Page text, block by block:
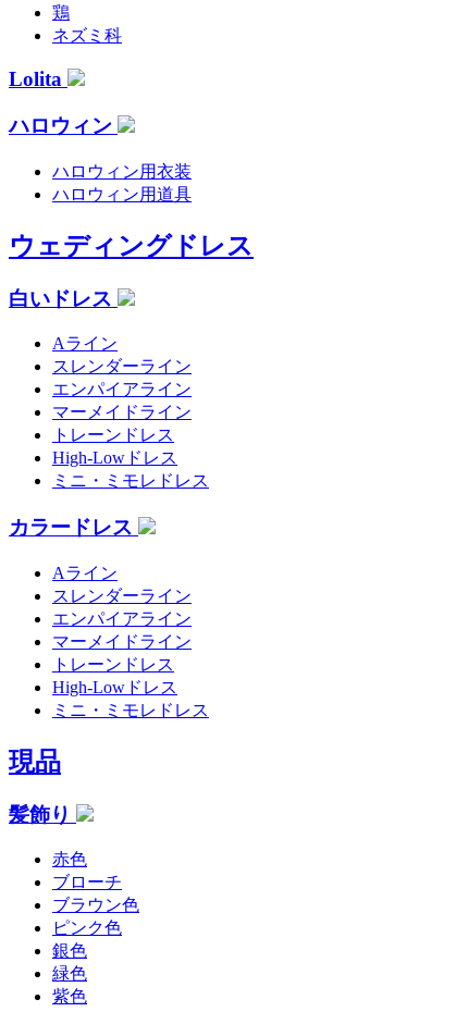
鶏
ネズミ科
Lolita
ハロウィン
ハロウィン用衣装
ハロウィン用道具
ウェディングドレス
白いドレス
Aライン
スレンダーライン
エンパイアライン
マーメイドライン
トレーンドレス
High-Lowドレス
ミニ・ミモレドレス
カラードレス
Aライン
スレンダーライン
エンパイアライン
マーメイドライン
トレーンドレス
High-Lowドレス
ミニ・ミモレドレス
現品
髪飾り
赤色
ブローチ
ブラウン色
ピンク色
銀色
緑色
紫色